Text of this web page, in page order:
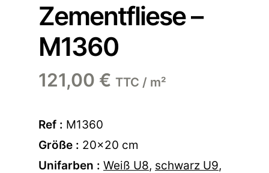
Zementfliese –
M1360
121,00 € TTC / m²
Ref : M1360
Größe : 20×20 cm
Unifarben : Weiß U8, schwarz U9,